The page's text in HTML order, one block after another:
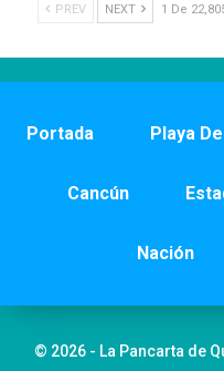
PREV NEXT 1 De
Portada Playa
Cancún
Nación
© 2026 - La Pancarta de